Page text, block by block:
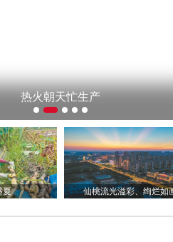
者正忙碌——仙桃“五老”志愿者
夏 仙桃流光溢彩、绚烂如